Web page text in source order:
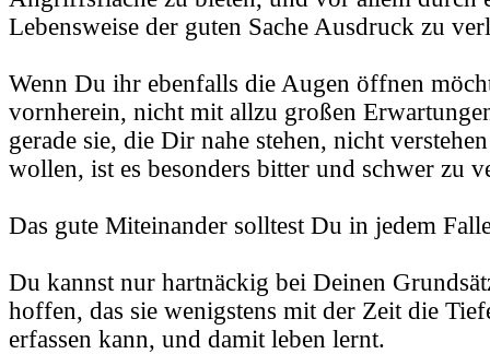
Lebensweise der guten Sache Ausdruck zu
Wenn Du ihr ebenfalls die Augen öffnen
vornherein, nicht mit allzu großen
gerade sie, die Dir nahe stehen, nicht
wollen, ist es besonders bitter und schwer zu
Das gute Miteinander solltest Du in jedem
Du kannst nur hartnäckig bei Deinen
hoffen, das sie wenigstens mit der Zeit die
erfassen kann, und damit leben lernt.